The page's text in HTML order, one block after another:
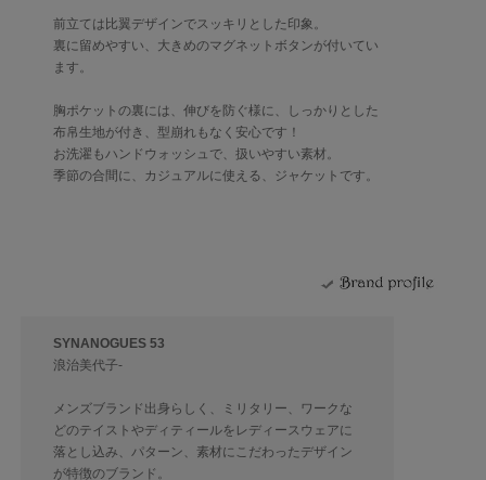
前立ては比翼デザインでスッキリとした印象。
裏に留めやすい、大きめのマグネットボタンが付いてい
ます。
胸ポケットの裏には、伸びを防ぐ様に、しっかりとした
布帛生地が付き、型崩れもなく安心です！
お洗濯もハンドウォッシュで、扱いやすい素材。
季節の合間に、カジュアルに使える、ジャケットです。
SYNANOGUES 53
浪治美代子-
メンズブランド出身らしく、ミリタリー、ワークな
どのテイストやディティールをレディースウェアに
落とし込み、パターン、素材にこだわったデザイン
が特徴のブランド。